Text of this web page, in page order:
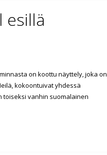
esillä
on koottu näyttely, joka on
kokoontuivat yhdessä
toiseksi vanhin suomalainen